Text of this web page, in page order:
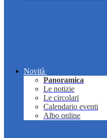
Novità
Panoramica
Le notizie
Le circolari
Calendario eventi
Albo online